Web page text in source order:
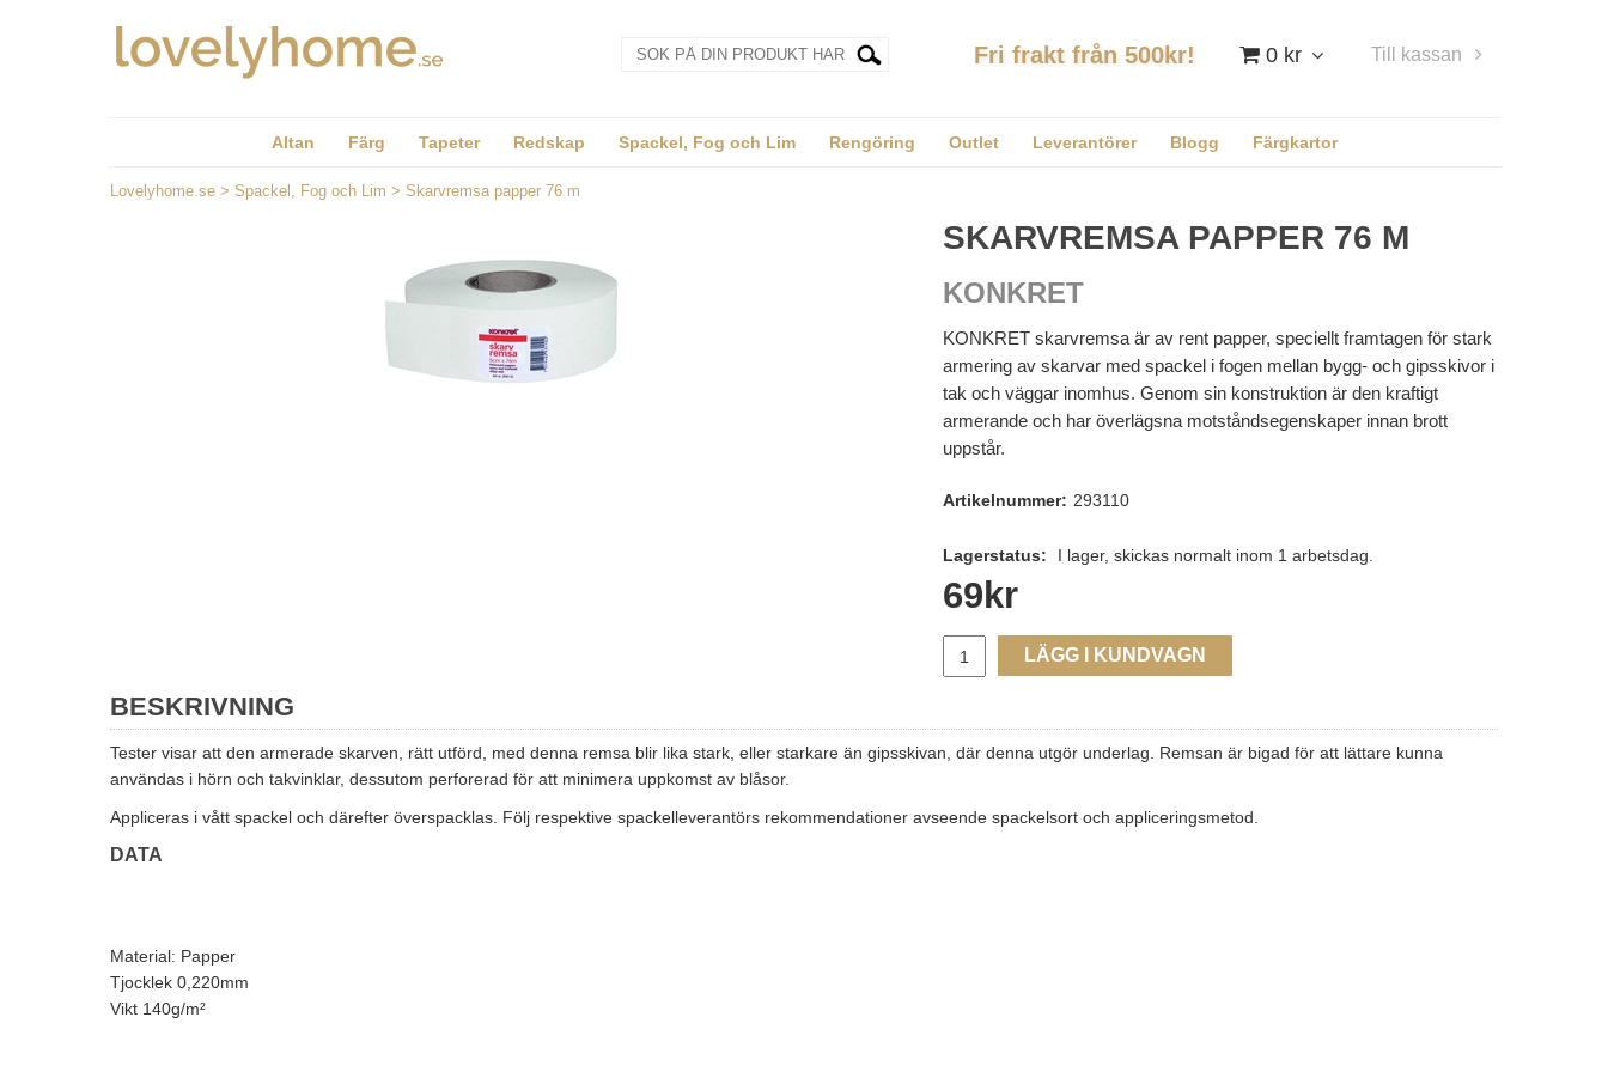
0 kr Till kassan
Fri frakt från 500kr!
Altan Färg Tapeter Redskap Spackel, Fog och Lim Rengöring Outlet Leverantörer Blogg Färgkartor
Lovelyhome.se > Spackel, Fog och Lim > Skarvremsa papper 76 m
SKARVREMSA PAPPER 76 M
KONKRET
KONKRET skarvremsa är av rent papper, speciellt framtagen för stark
armering av skarvar med spackel i fogen mellan bygg- och gipsskivor i
tak och väggar inomhus. Genom sin konstruktion är den kraftigt
armerande och har överlägsna motståndsegenskaper innan brott
uppstår.
Artikelnummer: 293110
Lagerstatus: I lager, skickas normalt inom 1 arbetsdag.
69 kr
LÄGG I KUNDVAGN
BESKRIVNING
Tester visar att den armerade skarven, rätt utförd, med denna remsa blir lika stark, eller starkare än gipsskivan, där denna utgör underlag. Remsan är bigad för att lättare kunna
användas i hörn och takvinklar, dessutom perforerad för att minimera uppkomst av blåsor.
Appliceras i vått spackel och därefter överspacklas. Följ respektive spackelleverantörs rekommendationer avseende spackelsort och appliceringsmetod.
DATA
Material: Papper
Tjocklek 0,220mm
Vikt 140g/m²